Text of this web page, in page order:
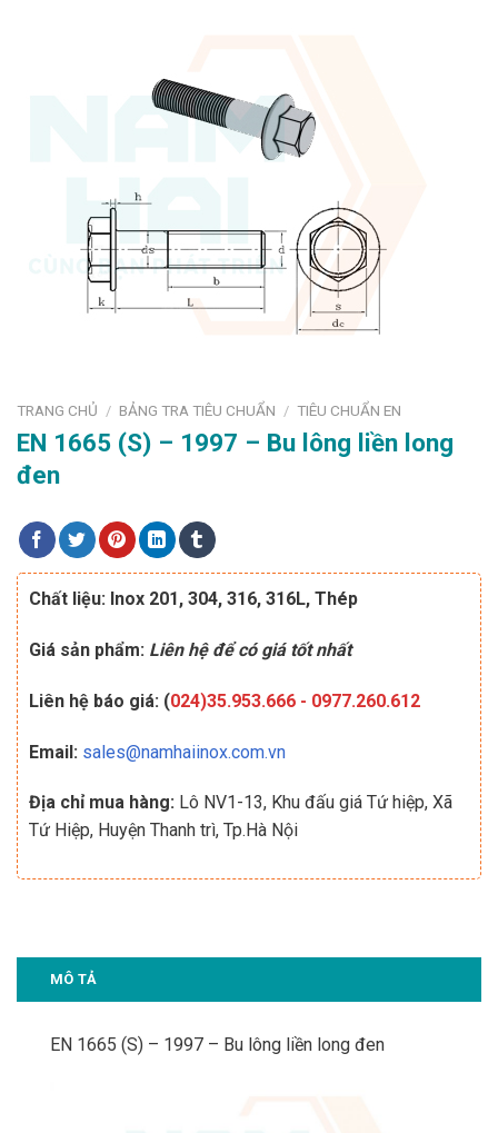
TRANG CHỦ / BẢNG TRA TIÊU CHUẨN / TIÊU CHUẨN EN
EN 1665 (S) – 1997 – Bu lông liền long
đen
Chất liệu: Inox 201, 304, 316, 316L, Thép
Giá sản phẩm: Liên hệ để có giá tốt nhất
Liên hệ báo giá: (024)35.953.666 - 0977.260.612
Email: sales@namhaiinox.com.vn
Địa chỉ mua hàng: Lô NV1-13, Khu đấu giá Tứ hiệp, Xã
Tứ Hiệp, Huyện Thanh trì, Tp.Hà Nội
MÔ TẢ
EN 1665 (S) – 1997 – Bu lông liền long đen